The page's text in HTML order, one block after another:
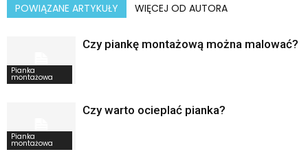
POWIĄZANE ARTYKUŁY WIĘCEJ OD AUTORA
Pianka
montażowa
Czy piankę montażową można malować?
Pianka
montażowa
Czy warto ocieplać pianka?